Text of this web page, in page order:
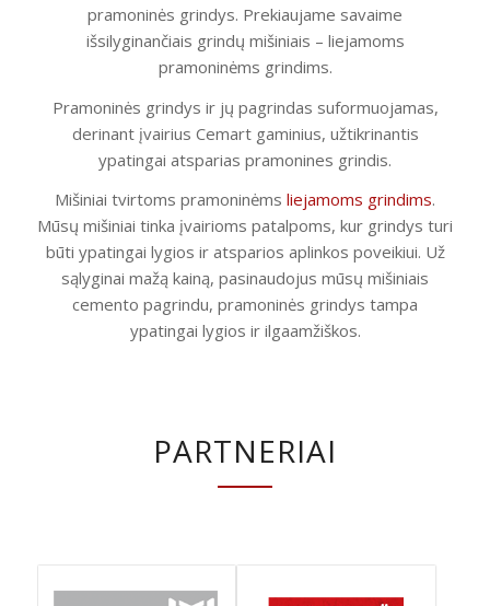
pramoninės grindys. Prekiaujame savaime
išsilyginančiais grindų mišiniais – liejamoms
pramoninėms grindims.
Pramoninės grindys ir jų pagrindas suformuojamas,
derinant įvairius Cemart gaminius, užtikrinantis
ypatingai atsparias pramonines grindis.
Mišiniai tvirtoms pramoninėms liejamoms grindims.
Mūsų mišiniai tinka įvairioms patalpoms, kur grindys turi
būti ypatingai lygios ir atsparios aplinkos poveikiui. Už
sąlyginai mažą kainą, pasinaudojus mūsų mišiniais
cemento pagrindu, pramoninės grindys tampa
ypatingai lygios ir ilgaamžiškos.
PARTNERIAI